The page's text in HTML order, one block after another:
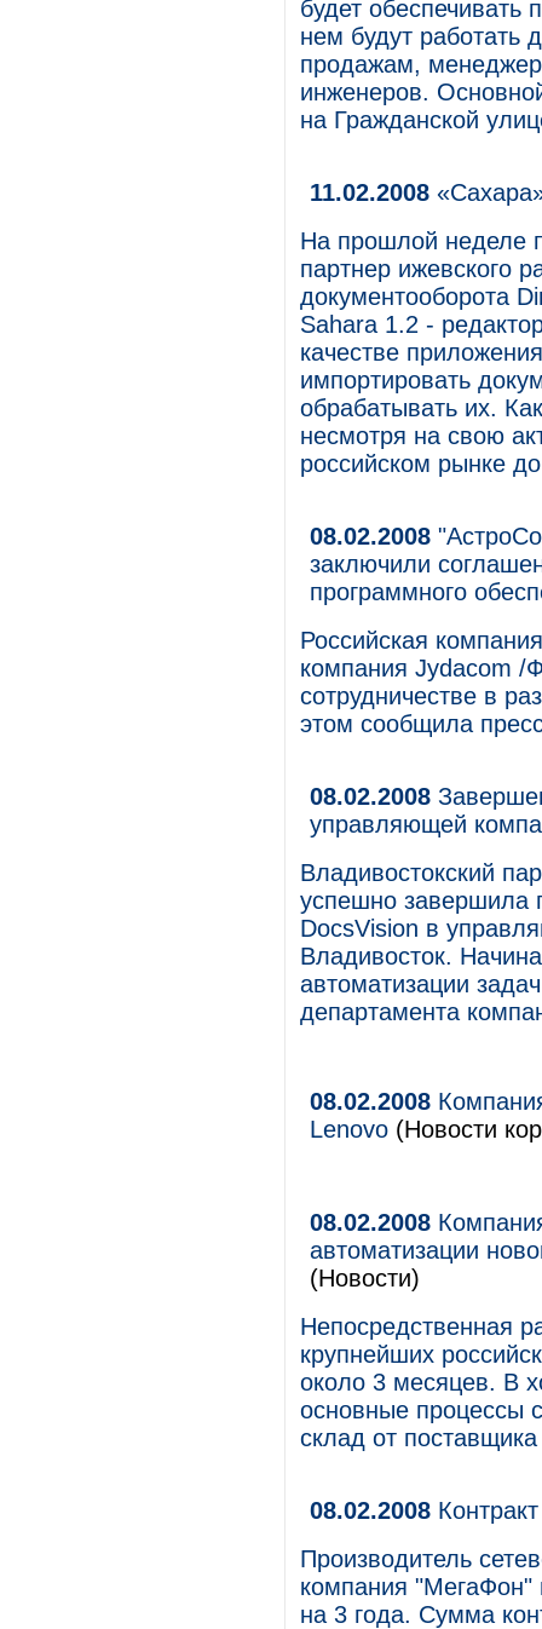
будет
нем будут работать
продажам,
инженеров.
на Гражданской
11.02.2008
На прошлой неделе
партнер ижевского
документооборота
Sahara 1.2 -
качестве
импортировать
обрабатывать их.
несмотря на свою
российском рынке
08.02.2008
заключили
программного
Российская
компания Jydacom /
сотрудничестве в
этом сообщила
08.02.2008
управляющей
Владивостокский
успешно завершила
DocsVision в
Владивосток.
автоматизации
департамента
08.02.2008
Lenovo (Новости
08.02.2008
автоматизации
(Новости)
Непосредственная
крупнейших
около 3 месяцев. В
основные процессы
склад от
08.02.2008
Производитель
компания "МегаФон"
на 3 года. Сумма